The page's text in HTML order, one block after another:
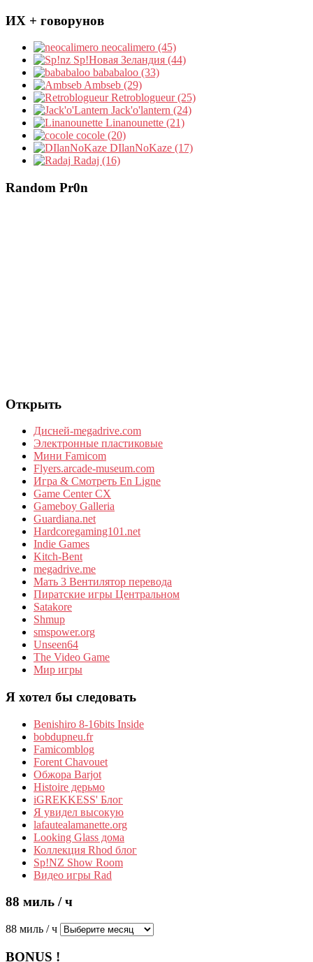
ИХ + говорунов
neocalimero (45)
Sp!Новая Зеландия (44)
bababaloo (33)
Ambseb (29)
Retroblogueur (25)
Jack'o'lantern (24)
Linanounette (21)
cocole (20)
DIlanNoKaze (17)
Radaj (16)
Random Pr0n
Открыть
Дисней-megadrive.com
Электронные пластиковые
Мини Famicom
Flyers.arcade-museum.com
Игра & Смотреть En Ligne
Game Center CX
Gameboy Galleria
Guardiana.net
Hardcoregaming101.net
Indie Games
Kitch-Bent
megadrive.me
Мать 3 Вентилятор перевода
Пиратские игры Центральном
Satakore
Shmup
smspower.org
Unseen64
The Video Game
Мир игры
Я хотел бы следовать
Benishiro 8-16bits Inside
bobdupneu.fr
Famicomblog
Forent Chavouet
Обжора Barjot
Histoire дерьмо
iGREKKESS' Блог
Я увидел высокую
lafautealamanette.org
Looking Glass дома
Коллекция Rhod блог
Sp!NZ Show Room
Видео игры Rad
88 миль / ч
88 миль / ч
BONUS !